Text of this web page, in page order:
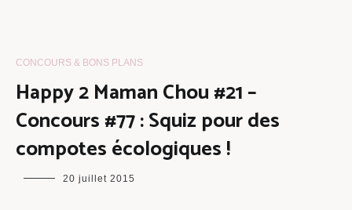
CONCOURS & BONS PLANS
Happy 2 Maman Chou #21 –
Concours #77 : Squiz pour des
compotes écologiques !
maman
20 juillet 2015